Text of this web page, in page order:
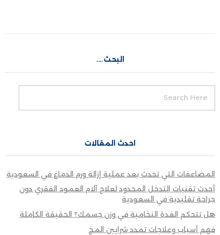
البحث….
احدث المقالات
المضاعفات التي تحدث بعد عملية إزالة ورم الدماغ في السعودية
أحدث تقنيات التدخل المحدود لعلاج آلام العمود الفقري دون
جراحة تقليدية في السعودية
هل تتحكم الغدة النخامية في وزن جسمك؟ الحقيقة الكاملة
فهم أسباب وعلاجات تمدد شرايين المخ